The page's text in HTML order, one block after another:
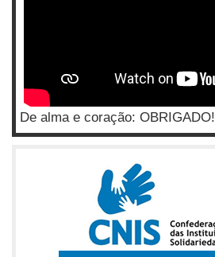
De alma e coração: OBRIGADO!